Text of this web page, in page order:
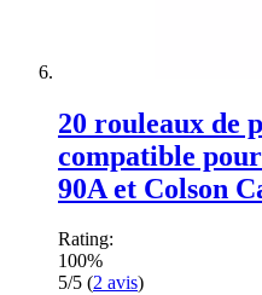
20 rouleaux de
compatible
90A et Colson
Rating:
100%
5/5 (2 avis)